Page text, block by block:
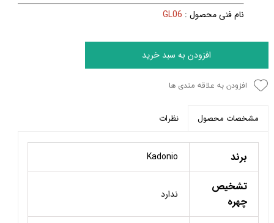
نام فنی محصول :
افزودن به سبد خرید
افزودن به علاقه مندی ها
مشخصات محصول نظرات
برند Kadonio
تشخیص
چهره
ندارد